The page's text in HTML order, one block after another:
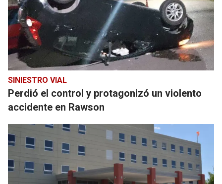
SINIESTRO VIAL
Perdió el control y protagonizó un violento
accidente en Rawson